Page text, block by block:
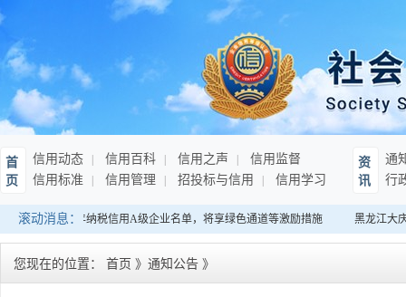
首
页
信用动态 信用百科 信用之声
信用监督
信用标准
信用管理 招投标与信用 信用学习
资
讯
通
行
滚动消息：
发布连续10年纳税信用A级企业名单，将享绿色通道等激励措施 黑龙江大
您现在的位置： 首页 》 通知公告 》